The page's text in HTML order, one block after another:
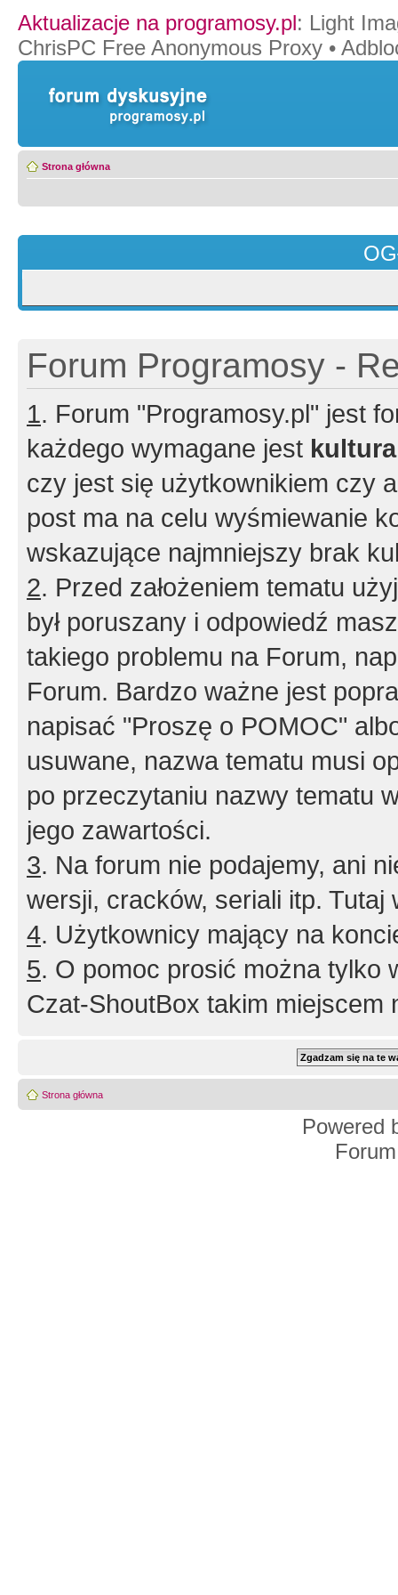
Aktualizacje na programosy.pl: Light
ChrisPC Free Anonymous Proxy •
Strona główna
Forum Programosy -
1. Forum "Programosy.pl" jest
każdego wymagane jest
czy jest się użytkownikiem czy
post ma na celu wyśmiewanie
wskazujące najmniejszy brak
2. Przed założeniem tematu
był poruszany i odpowiedź
takiego problemu na Forum,
Forum. Bardzo ważne jest
napisać "Proszę o POMOC"
usuwane, nazwa tematu musi
po przeczytaniu nazwy tematu
jego zawartości.
3. Na forum nie podajemy, ani
wersji, cracków, seriali itp. Tutaj
4. Użytkownicy mający na
5. O pomoc prosić można tylko
Czat-ShoutBox takim miejscem
Strona główna
Powered